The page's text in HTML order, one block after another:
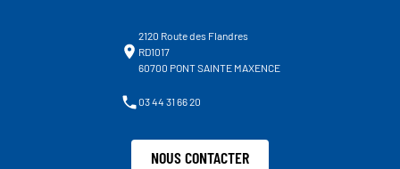
2120 Route des Flandres
RD1017
60700 PONT SAINTE MAXENCE
03 44 31 66 20
NOUS CONTACTER